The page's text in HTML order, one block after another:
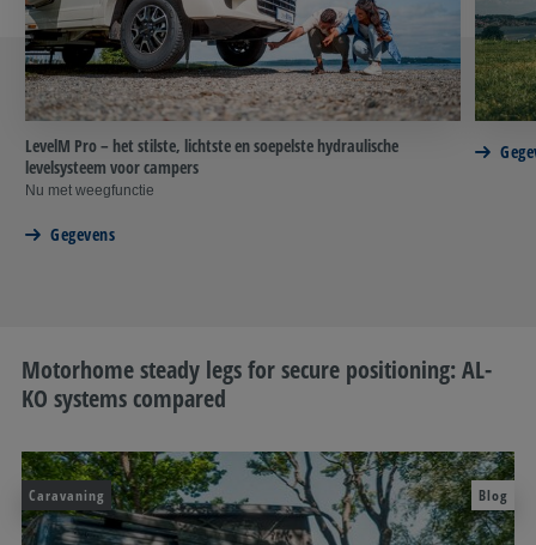
LevelM Pro – het stilste, lichtste en soepelste hydraulische
levelsysteem voor campers
Nu met weegfunctie
Gegevens
Motorhome steady legs for secure positioning: AL-
KO systems compared
Caravaning Blog